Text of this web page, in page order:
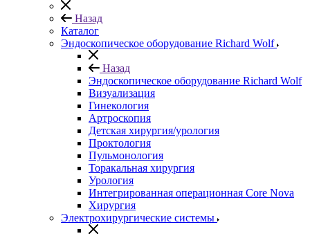
Назад
Каталог
Эндоскопическое оборудование Richard Wolf
Назад
Эндоскопическое оборудование Richard Wolf
Визуализация
Гинекология
Артроскопия
Детская хирургия/урология
Проктология
Пульмонология
Торакальная хирургия
Урология
Интегрированная операционная Core Nova
Хирургия
Электрохирургические системы